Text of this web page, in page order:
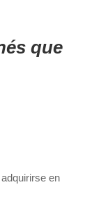
que
en